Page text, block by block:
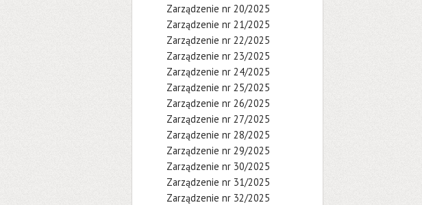
Zarządzenie nr 20/2025
Zarządzenie nr 21/2025
Zarządzenie nr 22/2025
Zarządzenie nr 23/2025
Zarządzenie nr 24/2025
Zarządzenie nr 25/2025
Zarządzenie nr 26/2025
Zarządzenie nr 27/2025
Zarządzenie nr 28/2025
Zarządzenie nr 29/2025
Zarządzenie nr 30/2025
Zarządzenie nr 31/2025
Zarządzenie nr 32/2025